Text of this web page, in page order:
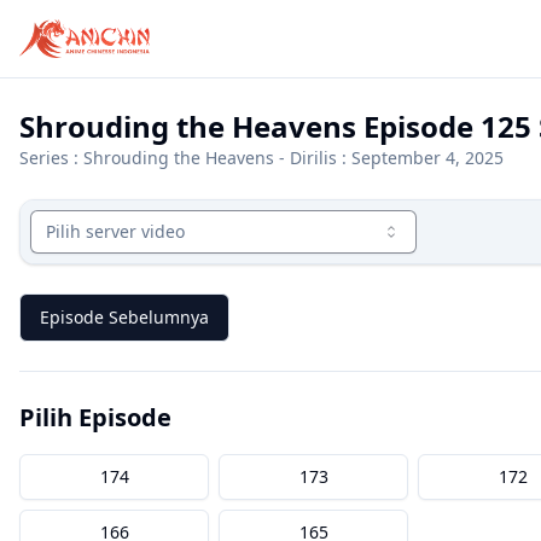
Shrouding the Heavens Episode
Series : Shrouding the Heavens - Dirilis : September 4, 2025
Pilih server video
Episode Sebelumnya
Pilih Episode
174 173 172
166 165